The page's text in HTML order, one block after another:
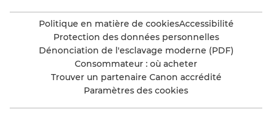
Politique en matière de cookiesAccessibilité
Protection des données personnelles
Dénonciation de l'esclavage moderne (PDF)
Consommateur : où acheter
Trouver un partenaire Canon accrédité
Paramètres des cookies